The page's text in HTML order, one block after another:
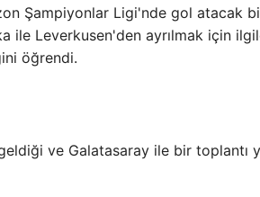
Şampiyonlar Ligi'nde gol atacak
ile Leverkusen'den ayrılmak için
öğrendi.
ve Galatasaray ile bir toplantı